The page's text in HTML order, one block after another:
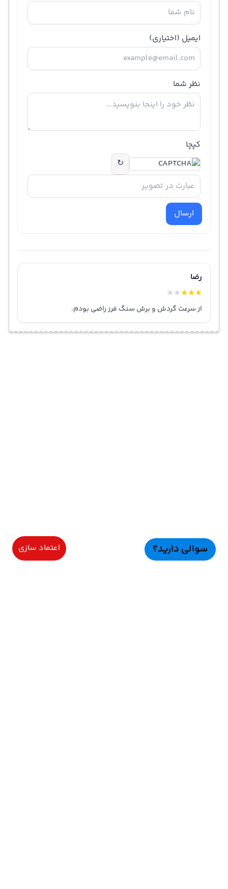
ایمیل (اختیاری)
نظر شما
کپچا
↻
ارسال
رضا
★
★
★
★
★
از سرعت گردش و برش سنگ فرز راضی بودم.
سوالی دارید؟ اعتماد سازی